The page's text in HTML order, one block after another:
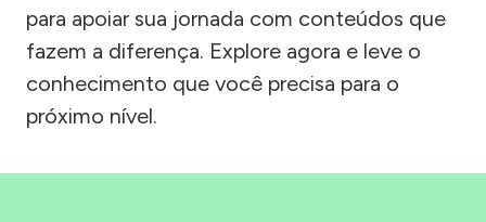
para apoiar sua jornada com conteúdos que
fazem a diferença. Explore agora e leve o
conhecimento que você precisa para o
próximo nível.